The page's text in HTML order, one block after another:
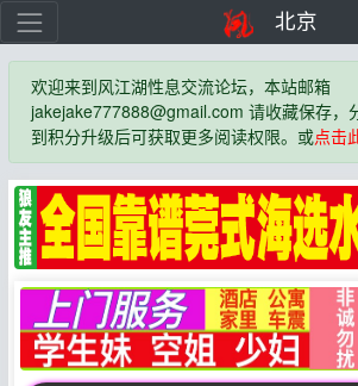
北京
欢迎来到风江湖性息交流论坛，本站邮箱
jakejake777888@gmail.com 请收藏保存，
到积分升级后可获取更多阅读权限。或点击